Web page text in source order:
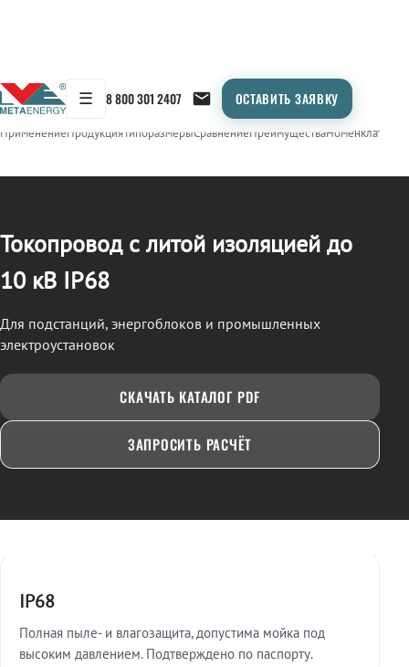
☰ 8 800 301 2407 ОСТАВИТЬ ЗАЯВКУ
← Продукция/ТОКОПРОВОД
ПрименениеПродукцияТипоразмерыСравнениеПреимуществаНоменклатура
Токопровод с литой изоляцией до
10 кВ IP68
Для подстанций, энергоблоков и промышленных
электроустановок
СКАЧАТЬ КАТАЛОГ PDF
ЗАПРОСИТЬ РАСЧЁТ
IP68
Полная пыле- и влагозащита, допустима мойка под
высоким давлением. Подтверждено по паспорту.